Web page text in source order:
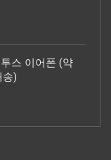
스 이어폰 (약
송)